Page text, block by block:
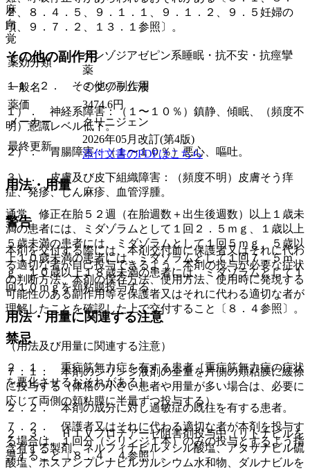
２、８．４．５、９．１．１、９．１．２、９．５妊婦の
項、９．７．２、１３．１参照〕。
その他の副作用
１１．２． その他の副作用
１）． 神経系障害：（１〜１０％）鎮静、傾眠、（頻度不
明）意識レベル低下。
２）． 胃腸障害：（１〜１０％）悪心、嘔吐。
３）． 皮膚及び皮下組織障害：（頻度不明）皮膚そう痒
症、発疹、じん麻疹、血管浮腫。
警告
本剤を交付する際には、本剤交付前に保護者又はそれに代わ
る適切な者が自己投与できるよう、本剤の投与が必要な症状
の判断方法、本剤の保存方法、使用方法、使用時に発現する
可能性のある副作用等を保護者又はそれに代わる適切な者が
理解したことを確認した上で交付すること〔８．４参照〕。
禁忌
２．１． 重症筋無力症を有する患者［重症筋無力症の症状
を悪化させるおそれがある］。
２．２． 本剤の成分に対し過敏症の既往を有する患者。
２．３． ＨＩＶプロテアーゼ阻害剤投与中（リトナビルを
含有する製剤、ネルフィナビルメシル酸塩、アタザナビル硫
酸塩、ホスアンプレナビルカルシウム水和物、ダルナビルを
麻
向
覚
薬効分類
ベンゾジアゼピン系睡眠・抗不安・抗痙攣
薬
一般名
ミダゾラム液
薬価
3474.6円
メーカー
クリニジェン
最終更新
2026年05月改訂(第4版)
添付文書のPDFはこちら
用法・用量
通常、修正在胎５２週（在胎週数＋出生後週数）以上１歳未
満の患者には、ミダゾラムとして１回２．５ｍｇ、１歳以上
５歳未満の患者には、ミダゾラムとして１回５ｍｇ、５歳以
上１０歳未満の患者には、ミダゾラムとして１回７．５ｍ
ｇ、１０歳以上１８歳未満の患者には、ミダゾラムとして１
回１０ｍｇを頬粘膜投与する。
用法・用量に関連する注意
（用法及び用量に関連する注意）
７．１． 本剤のシリンジ液剤の全量を片側の頬粘膜に緩徐
に投与する（体格の小さい患者や用量が多い場合は、必要に
応じて両側の頬粘膜に半量ずつ投与する）。
７．２． 保護者又はそれに代わる適切な者が本剤を投与す
る場合は、１回分（シリンジ１本）のみの投与とするよう指
導すること〔８．４．４参照〕。